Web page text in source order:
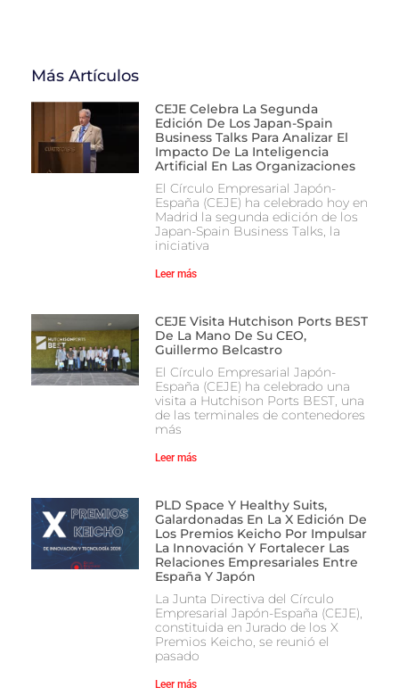
Más Artículos
CEJE Celebra La Segunda
Edición De Los Japan-Spain
Business Talks Para Analizar El
Impacto De La Inteligencia
Artificial En Las Organizaciones
El Círculo Empresarial Japón-
España (CEJE) ha celebrado hoy en
Madrid la segunda edición de los
Japan-Spain Business Talks, la
iniciativa
Leer más
CEJE Visita Hutchison Ports BEST
De La Mano De Su CEO,
Guillermo Belcastro
El Círculo Empresarial Japón-
España (CEJE) ha celebrado una
visita a Hutchison Ports BEST, una
de las terminales de contenedores
más
Leer más
PLD Space Y Healthy Suits,
Galardonadas En La X Edición De
Los Premios Keicho Por Impulsar
La Innovación Y Fortalecer Las
Relaciones Empresariales Entre
España Y Japón
La Junta Directiva del Círculo
Empresarial Japón-España (CEJE),
constituida en Jurado de los X
Premios Keicho, se reunió el
pasado
Leer más